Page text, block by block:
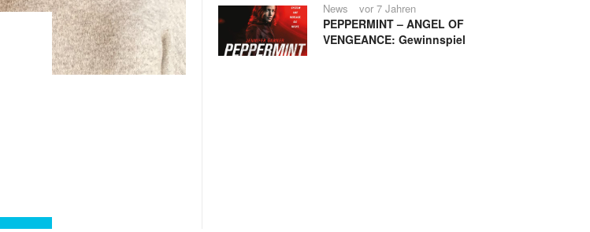
News vor 7 Jahren
PEPPERMINT – ANGEL OF
VENGEANCE: Gewinnspiel